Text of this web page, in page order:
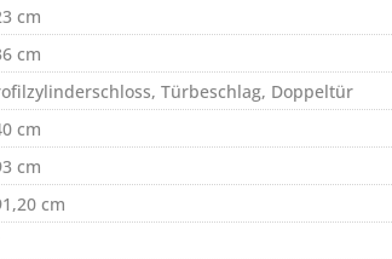
cm
cm
Türbeschlag, Doppeltür
cm
cm
cm